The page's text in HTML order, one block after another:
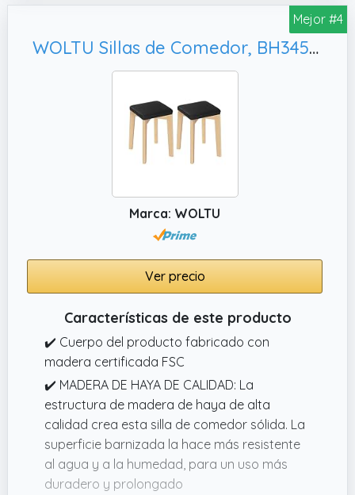
comedor se puede meter debajo de la mesa
fácilmente y ahorrar espacio
Mejor #4
WOLTU Sillas de Comedor, BH345sz-2
Marca: WOLTU
Ver precio
Características de este producto
✔️ Cuerpo del producto fabricado con
madera certificada FSC
✔️ MADERA DE HAYA DE CALIDAD: La
estructura de madera de haya de alta
calidad crea esta silla de comedor sólida. La
superficie barnizada la hace más resistente
al agua y a la humedad, para un uso más
duradero y prolongado